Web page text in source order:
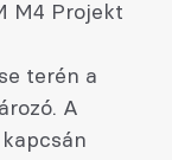
M4 Projekt
terén a
A